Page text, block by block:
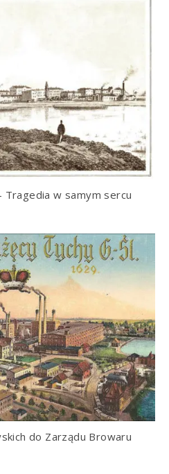
Tragedia w samym sercu
do Zarządu Browaru